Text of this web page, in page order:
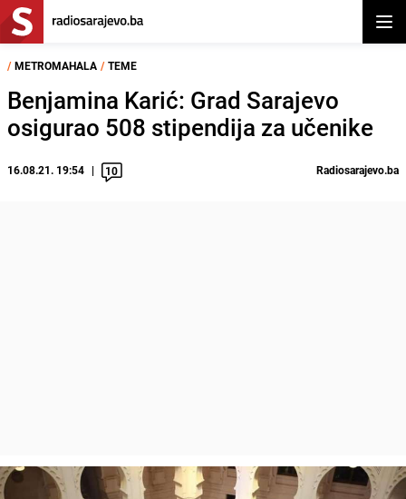
/ METROMAHALA / TEME
Benjamina Karić: Grad Sarajevo
osigurao 508 stipendija za učenike
16.08.21. 19:54 10 Radiosarajevo.ba